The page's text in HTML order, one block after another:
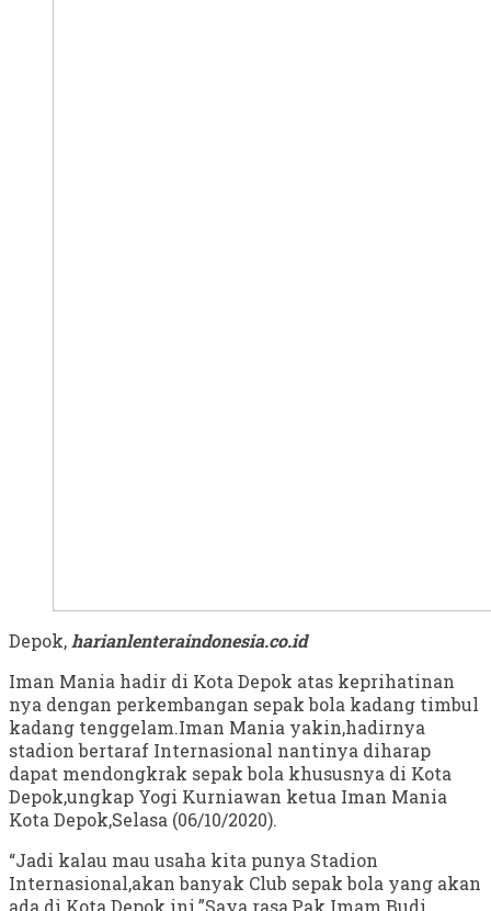
Depok,harianlenteraindonesia.co.id
Iman Mania hadir di Kota Depok atas keprihatinan
nya dengan perkembangan sepak bola kadang timbul
kadang tenggelam.Iman Mania yakin,hadirnya
stadion bertaraf Internasional nantinya diharap
dapat mendongkrak sepak bola khususnya di Kota
Depok,ungkap Yogi Kurniawan ketua Iman Mania
Kota Depok,Selasa (06/10/2020).
“Jadi kalau mau usaha kita punya Stadion
Internasional,akan banyak Club sepak bola yang akan
ada di Kota Depok ini.”Saya rasa,Pak Imam Budi